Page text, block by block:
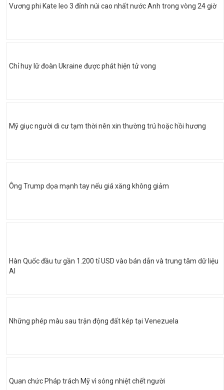
Vương phi Kate leo 3 đỉnh núi cao nhất nước Anh trong vòng 24 giờ
Chỉ huy lữ đoàn Ukraine được phát hiện tử vong
Mỹ giục người di cư tạm thời nên xin thường trú hoặc hồi hương
Ông Trump dọa mạnh tay nếu giá xăng không giảm
Hàn Quốc đầu tư gần 1.200 tỉ USD vào bán dẫn và trung tâm dữ liệu
AI
Những phép màu sau trận động đất kép tại Venezuela
Quan chức Pháp trách Mỹ vì sóng nhiệt chết người